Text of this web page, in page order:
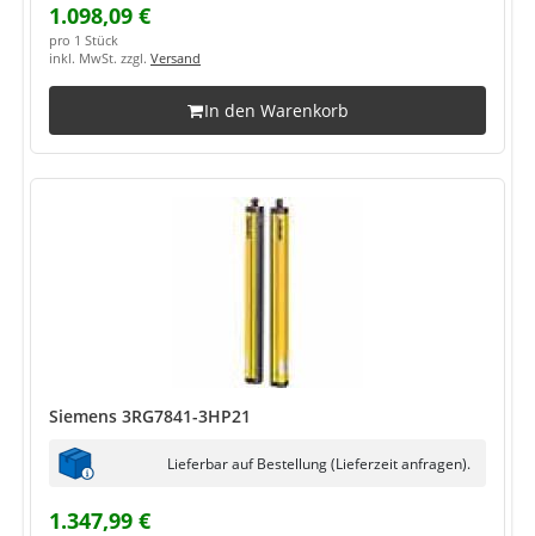
1.098,09 €
pro 1 Stück
inkl. MwSt. zzgl. Versand
In den Warenkorb
Siemens 3RG7841-3HP21
Lieferbar auf Bestellung (Lieferzeit anfragen).
1.347,99 €